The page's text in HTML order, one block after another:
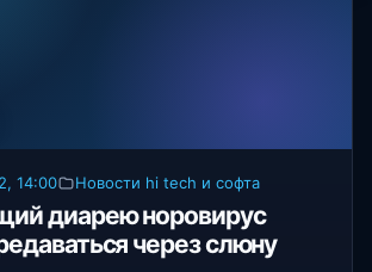
14:00 Новости hi tech и софта
диарею норовирус
через слюну